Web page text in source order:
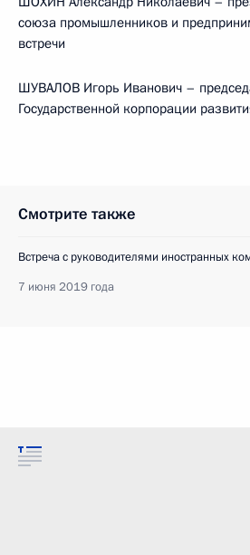
союза промышленников и
встречи
ШУВАЛОВ Игорь Иванович –
Государственной корпорации
Смотрите также
Встреча с руководителями иностранных
7 июня 2019 года